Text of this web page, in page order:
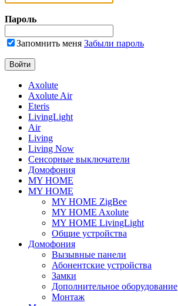
Пароль
Запомнить меня Забыли пароль
Axolute
Axolute Air
Eteris
LivingLight
Air
Living
Living Now
Сенсорные выключатели
Домофония
MY HOME
MY HOME
MY HOME ZigBee
MY HOME Axolute
MY HOME LivingLight
Общие устройства
Домофония
Вызывные панели
Абонентские устройства
Замки
Дополнительное оборудование
Монтаж